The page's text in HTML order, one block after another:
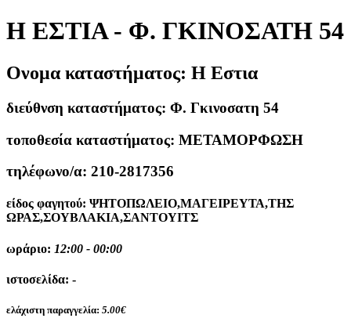
Η ΕΣΤΙΑ - Φ. ΓΚΙΝΟΣΑΤΗ 54
Ονομα καταστήματος: Η Εστια
διεύθνση καταστήματος: Φ. Γκινοσατη 54
τοποθεσία καταστήματος: ΜΕΤΑΜΟΡΦΩΣΗ
τηλέφωνο/α: 210-2817356
είδος φαγητού: ΨΗΤΟΠΩΛΕΙΟ,ΜΑΓΕΙΡΕΥΤΑ,ΤΗΣ
ΩΡΑΣ,ΣΟΥΒΛΑΚΙΑ,ΣΑΝΤΟΥΙΤΣ
ωράριο: 12:00 - 00:00
ιστοσελίδα: -
ελάχιστη παραγγελία: 5.00€